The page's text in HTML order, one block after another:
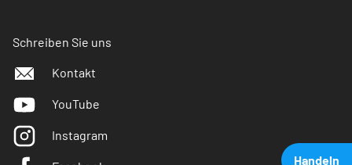
Handeln
Schreiben Sie uns
Kontakt
YouTube
Instagram